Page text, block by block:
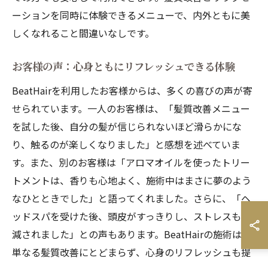
ーションを同時に体験できるメニューで、内外ともに美
しくなれること間違いなしです。
お客様の声：心身ともにリフレッシュできる体験
BeatHairを利用したお客様からは、多くの喜びの声が寄
せられています。一人のお客様は、「髪質改善メニュー
を試した後、自分の髪が信じられないほど滑らかにな
り、触るのが楽しくなりました」と感想を述べていま
す。また、別のお客様は「アロマオイルを使ったトリー
トメントは、香りも心地よく、施術中はまさに夢のよう
なひとときでした」と語ってくれました。さらに、「ヘ
ッドスパを受けた後、頭皮がすっきりし、ストレスも軽
減されました」との声もあります。BeatHairの施術は、
単なる髪質改善にとどまらず、心身のリフレッシュも提